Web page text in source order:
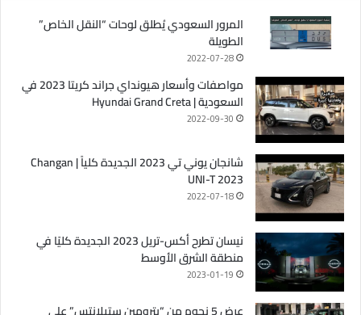
المرور السعودي يُطلق لوحات “النقل الخاص”
الطويلة
2022-07-28
مواصفات وأسعار هيونداي جراند كريتا 2023 في
السعودية | Hyundai Grand Creta
2022-09-30
شانجان يوني تي 2023 الجديدة كلياً | Changan
UNI-T 2023
2022-07-18
نيسان تطرح أكس-تريل 2023 الجديدة كليًا في
منطقة الشرق الأوسط
2023-01-19